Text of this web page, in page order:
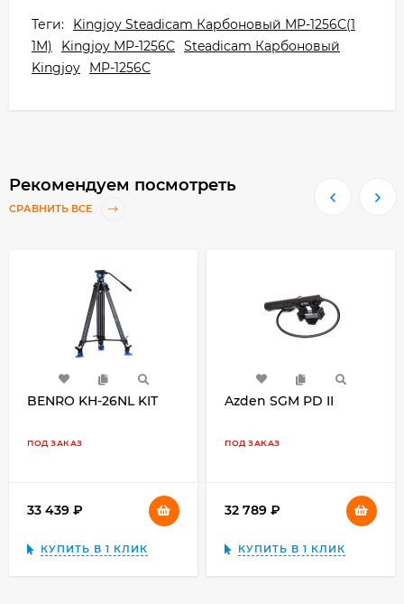
Теги:
Kingjoy Steadicam Карбоновый MP-1256C(1
1M)
Kingjoy MP-1256C Steadicam Карбоновый
Kingjoy
MP-1256C
Рекомендуем посмотреть
СРАВНИТЬ ВСЕ
BENRO KH-26NL KIT
ПОД ЗАКАЗ
33 439
КУПИТЬ В 1 КЛИК
Azden SGM PD II
ПОД ЗАКАЗ
32 789
КУПИТЬ В 1 КЛИК